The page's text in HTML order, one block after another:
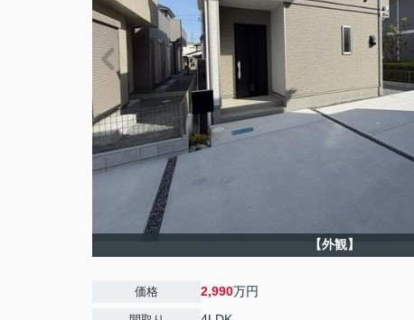
【外観】
価格 2,990万円